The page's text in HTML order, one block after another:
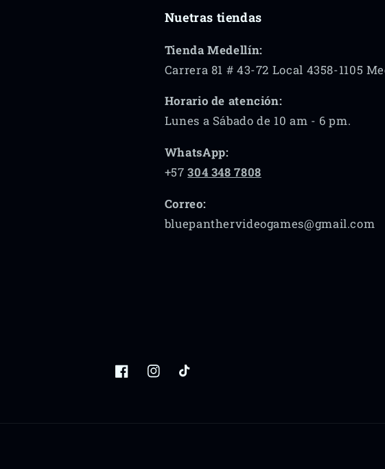
Nuetras tiendas
Tienda Medellín:
Carrera 81 # 43-72 Local 4358-1105
Horario de atención:
Lunes a Sábado de 10 am - 6 pm.
WhatsApp:
+57304 348 7808
Correo:
bluepanthervideogames@gmail.com
FacebookInstagramTikTok